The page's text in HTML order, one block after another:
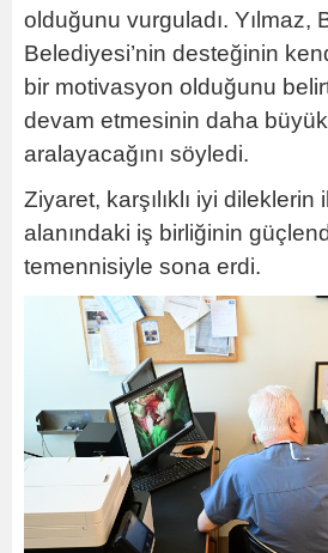
olduğunu vurguladı. Yılmaz,
Belediyesi’nin desteğinin
bir motivasyon olduğunu
devam etmesinin daha büyük
aralayacağını söyledi.
Ziyaret, karşılıklı iyi dileklerin
alanındaki iş birliğinin
temennisiyle sona erdi.